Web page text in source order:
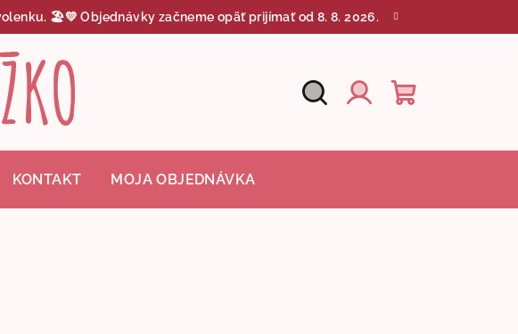
🏖️💛 Objednávky začneme opäť prijímať od 8. 8. 2026.
KONTAKT MOJA OBJEDNÁVKA